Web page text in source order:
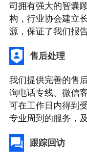
司拥有强大的智囊
构，行业协会建立
源，保证了我们报
售后处理
我们提供完善的售
询电话专线、微信
可在工作日内得到
专业周到的服务，
跟踪回访